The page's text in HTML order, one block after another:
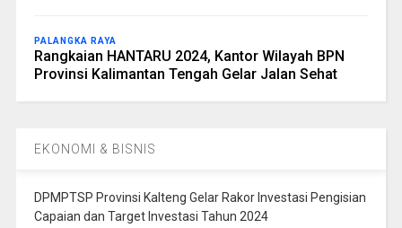
PALANGKA RAYA
Rangkaian HANTARU 2024, Kantor Wilayah BPN
Provinsi Kalimantan Tengah Gelar Jalan Sehat
EKONOMI & BISNIS
DPMPTSP Provinsi Kalteng Gelar Rakor Investasi Pengisian
Capaian dan Target Investasi Tahun 2024